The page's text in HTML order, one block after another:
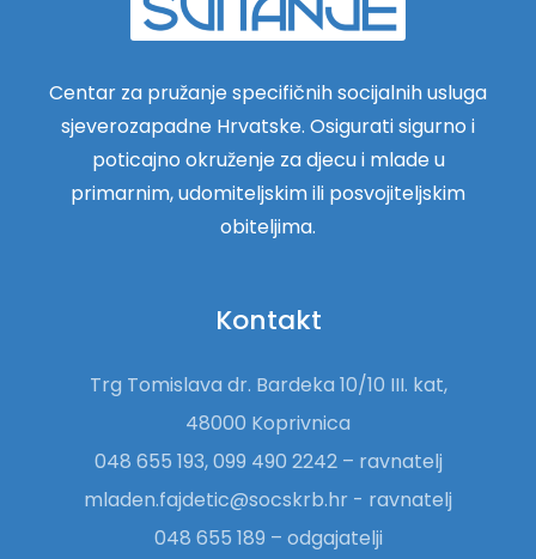
Centar za pružanje specifičnih socijalnih usluga
sjeverozapadne Hrvatske. Osigurati sigurno i
poticajno okruženje za djecu i mlade u
primarnim, udomiteljskim ili posvojiteljskim
obiteljima.
Kontakt
Trg Tomislava dr. Bardeka 10/10 III. kat,
48000 Koprivnica
048 655 193, 099 490 2242 – ravnatelj
mladen.fajdetic@socskrb.hr - ravnatelj
048 655 189 – odgajatelji